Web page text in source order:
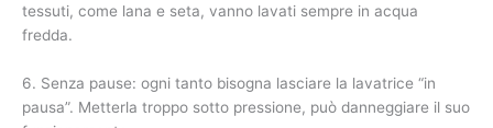
tessuti, come lana e seta, vanno lavati sempre in acqua
fredda.
6. Senza pause: ogni tanto bisogna lasciare la lavatrice “in
pausa”. Metterla troppo sotto pressione, può danneggiare il suo